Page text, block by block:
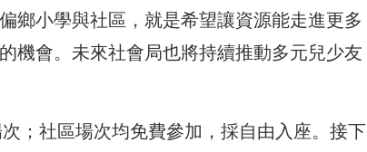
鄉小學與社區，就是希望讓資源能走進更多
機會。未來社會局也將持續推動多元兒少友
；社區場次均免費參加，採自由入座。接下